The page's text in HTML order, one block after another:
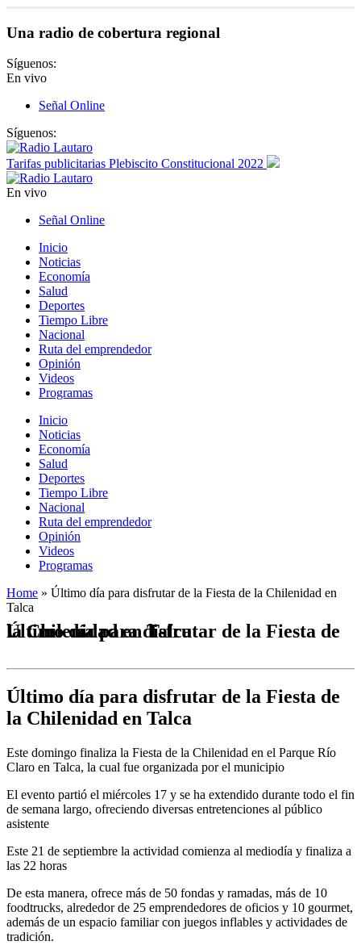
Una radio de cobertura regional
Síguenos:
En vivo
Señal Online
Síguenos:
Tarifas publicitarias Plebiscito Constitucional 2022
En vivo
Señal Online
Inicio
Noticias
Economía
Salud
Deportes
Tiempo Libre
Nacional
Ruta del emprendedor
Opinión
Videos
Programas
Inicio
Noticias
Economía
Salud
Deportes
Tiempo Libre
Nacional
Ruta del emprendedor
Opinión
Videos
Programas
Home » Último día para disfrutar de la Fiesta de la Chilenidad en
Talca
Último día para disfrutar de la Fiesta de la Chilenidad en Talca
Último día para disfrutar de la Fiesta de
la Chilenidad en Talca
Este domingo finaliza la Fiesta de la Chilenidad en el Parque Río
Claro en Talca, la cual fue organizada por el municipio
El evento partió el miércoles 17 y se ha extendido durante todo el fin
de semana largo, ofreciendo diversas entretenciones al público
asistente
Este 21 de septiembre la actividad comienza al mediodía y finaliza a
las 22 horas
De esta manera, ofrece más de 50 fondas y ramadas, más de 10
foodtrucks, alrededor de 25 emprendedores de oficios y 10 gourmet,
además de un espacio familiar con juegos inflables y actividades de
tradición.